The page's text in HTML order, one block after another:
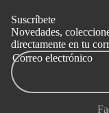
Suscríbete
Novedades,
directamente en tu
Correo electrónico